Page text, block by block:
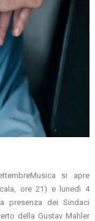
si apre
ore 21) e lunedì 4
presenza dei Sindaci
della Gustav Mahler